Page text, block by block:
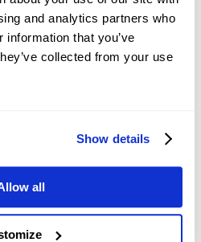
and analytics partners who
that you’ve
collected from your use
Show details
all
USD Preisprognose:
über
Wochentief,
die Bullen auf
08-07 17:00:18 (GMT+0)
(YoY) fällt im Juli